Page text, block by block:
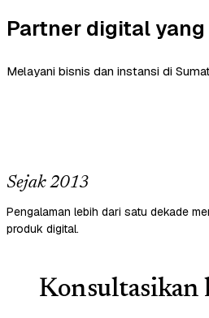
Partner digital
Melayani bisnis dan instansi di
Sejak 2013
Pengalaman lebih dari satu dekade
produk digital.
Konsultasikan